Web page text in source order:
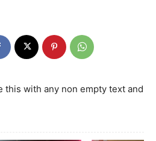
this with any non empty text and